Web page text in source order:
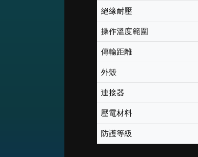
絕緣耐壓
操作溫度範圍
傳輸距離
外殼
連接器
壓電材料
防護等級